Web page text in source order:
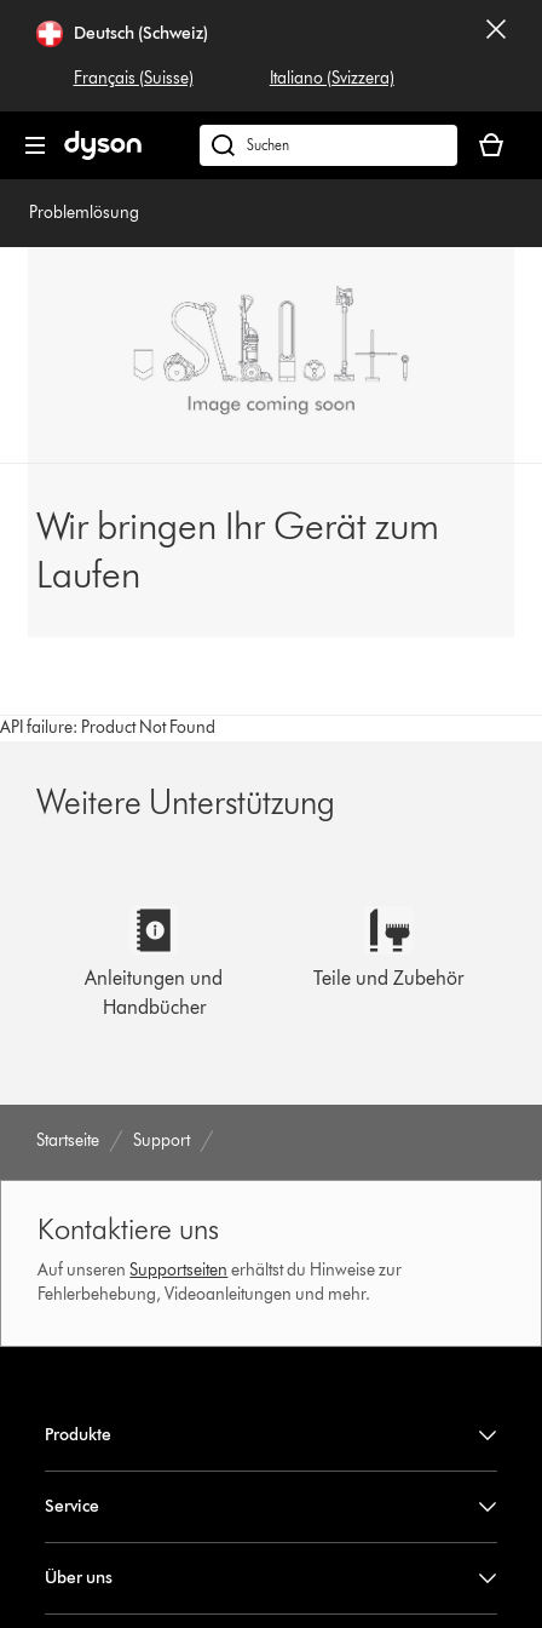
überspringenDeutsch (Schweiz)
Français (Suisse) Italiano (Svizzera)
Dyson.ch
durchsuchen
ist
Problemlösung
Wir bringen Ihr Gerät zum
Laufen
API failure: Product Not Found
Weitere Unterstützung
Anleitungen und
Handbücher
Teile und Zubehör
Startseite Support
Kontaktiere uns
Auf unserenSupportseiten erhältst du Hinweise zur
Fehlerbehebung, Videoanleitungen und mehr.
Produkte
Service
Über uns